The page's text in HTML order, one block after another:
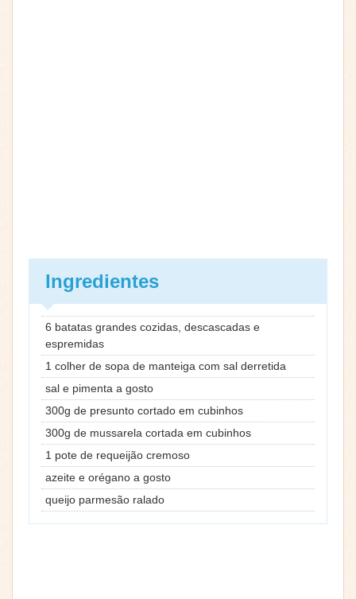
Ingredientes
6 batatas grandes cozidas, descascadas e
espremidas
1 colher de sopa de manteiga com sal derretida
sal e pimenta a gosto
300g de presunto cortado em cubinhos
300g de mussarela cortada em cubinhos
1 pote de requeijão cremoso
azeite e orégano a gosto
queijo parmesão ralado